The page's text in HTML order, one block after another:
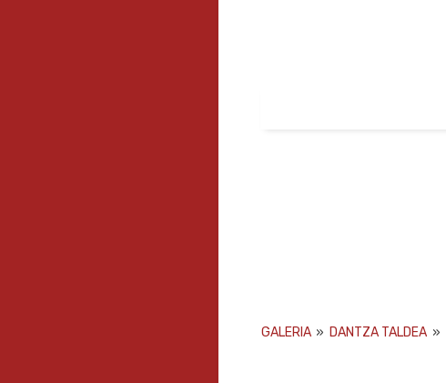
GALERIA » DANTZA TALDEA »